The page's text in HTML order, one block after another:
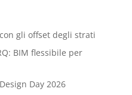
gli offset degli strati
BIM flessibile per
Day 2026